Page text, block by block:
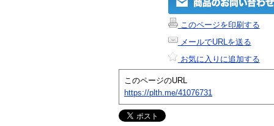
このページを印刷する
メールでURLを送る
お気に入りに追加する
このページのURL
https://plth.me/41076731